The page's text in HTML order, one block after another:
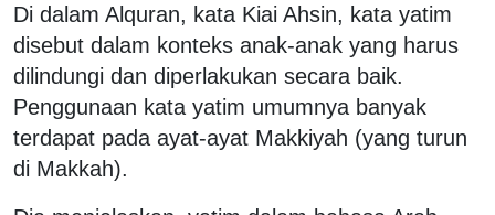
Di dalam Alquran, kata Kiai Ahsin, kata yatim
disebut dalam konteks anak-anak yang harus
dilindungi dan diperlakukan secara baik.
Penggunaan kata yatim umumnya banyak
terdapat pada ayat-ayat Makkiyah (yang turun
di Makkah).